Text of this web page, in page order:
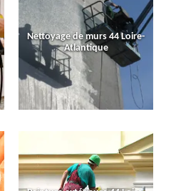
Nettoyage de murs 44 Loire-
Atlantique